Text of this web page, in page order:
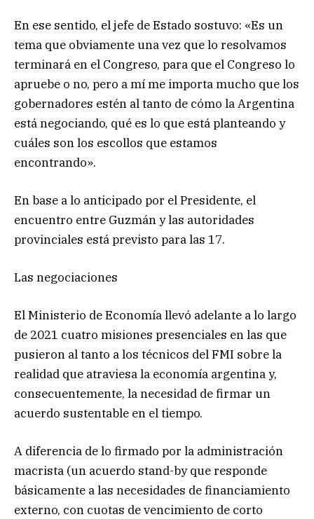
En ese sentido, el jefe de Estado sostuvo: «Es un
tema que obviamente una vez que lo resolvamos
terminará en el Congreso, para que el Congreso lo
apruebe o no, pero a mí me importa mucho que los
gobernadores estén al tanto de cómo la Argentina
está negociando, qué es lo que está planteando y
cuáles son los escollos que estamos
encontrando».
En base a lo anticipado por el Presidente, el
encuentro entre Guzmán y las autoridades
provinciales está previsto para las 17.
Las negociaciones
El Ministerio de Economía llevó adelante a lo largo
de 2021 cuatro misiones presenciales en las que
pusieron al tanto a los técnicos del FMI sobre la
realidad que atraviesa la economía argentina y,
consecuentemente, la necesidad de firmar un
acuerdo sustentable en el tiempo.
A diferencia de lo firmado por la administración
macrista (un acuerdo stand-by que responde
básicamente a las necesidades de financiamiento
externo, con cuotas de vencimiento de corto